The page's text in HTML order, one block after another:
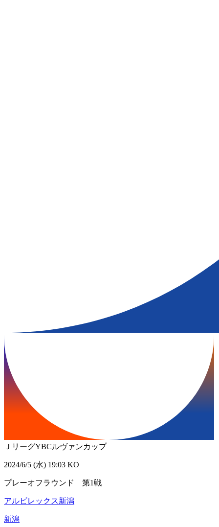
ＪリーグYBCルヴァンカップ
2024/6/5 (水) 19:03 KO
プレーオフラウンド 第1戦
アルビレックス新潟
新潟